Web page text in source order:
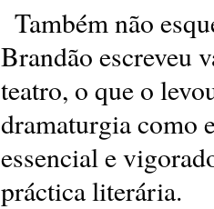
Também não
Brandão escreveu
teatro, o que o
dramaturgia como
essencial e
práctica literária.